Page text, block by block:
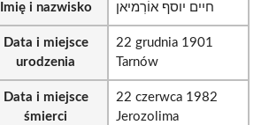
Imię i nazwisko חיים יוסף אוֹרְמיאן
Data i miejsce
urodzenia
22 grudnia 1901
Tarnów
Data i miejsce
śmierci
22 czerwca 1982
Jerozolima